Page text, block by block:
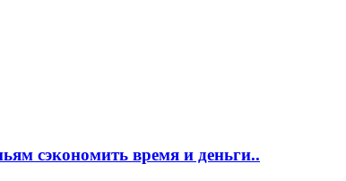
сэкономить время и деньги..